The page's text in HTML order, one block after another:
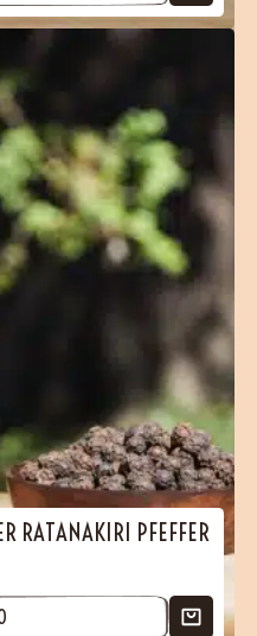
RATANAKIRI PFEFFER